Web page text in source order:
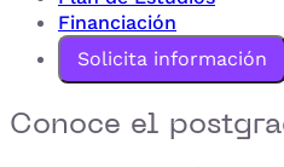
Financiación
Solicita información
Conoce el